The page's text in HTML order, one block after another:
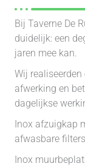
Bij Taverne De
duidelijk: een
jaren mee kan.
Wij
afwerking en
dagelijkse
Inox afzuigkap
afwasbare
Inox